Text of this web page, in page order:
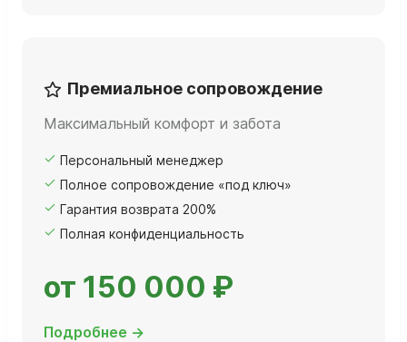
Премиальное сопровождение
Максимальный комфорт и забота
Персональный менеджер
Полное сопровождение «под ключ»
Гарантия возврата 200%
Полная конфиденциальность
от 150 000 ₽
Подробнее →